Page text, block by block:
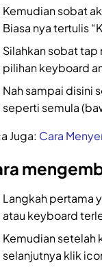
Kemudian sobat
Biasa nya tertulis
Silahkan sobat
pilihan keyboard
Nah sampai disini
seperti semula
Juga: Cara
Langkah pertama
atau keyboard
Kemudian setelah
selanjutnya klik